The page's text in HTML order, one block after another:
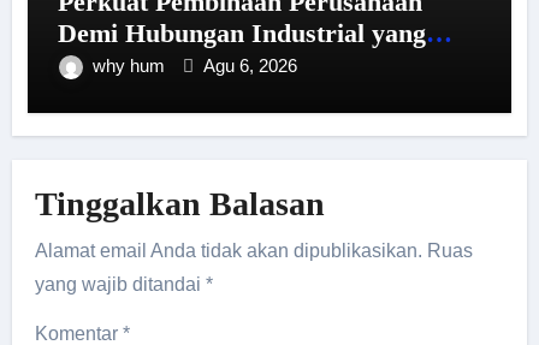
Demi Hubungan Industrial yang
Harmonis
why hum Agu 6, 2026
Tinggalkan Balasan
Alamat email Anda tidak akan dipublikasikan. Ruas
yang wajib ditandai*
Komentar*